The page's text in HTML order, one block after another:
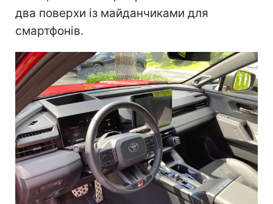
два поверхи із майданчиками для
смартфонів.